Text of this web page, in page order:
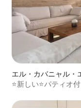
エル・カバニャル・
ロフト
⭐️新しい⭐️パティオ